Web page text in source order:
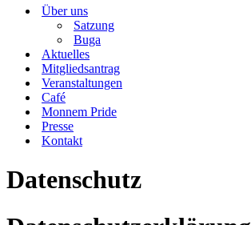
Über uns
Satzung
Buga
Aktuelles
Mitgliedsantrag
Veranstaltungen
Café
Monnem Pride
Presse
Kontakt
Datenschutz